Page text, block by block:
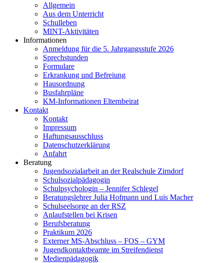
Allgemein
Aus dem Unterricht
Schulleben
MINT-Aktivitäten
Informationen
Anmeldung für die 5. Jahrgangsstufe 2026
Sprechstunden
Formulare
Erkrankung und Befreiung
Hausordnung
Busfahrpläne
KM-Informationen Elternbeirat
Kontakt
Kontakt
Impressum
Haftungsausschluss
Datenschutzerklärung
Anfahrt
Beratung
Jugendsozialarbeit an der Realschule Zirndorf
Schulsozialpädagogin
Schulpsychologin – Jennifer Schlegel
Beratungslehrer Julia Hofmann und Luis Macher
Schulseelsorge an der RSZ
Anlaufstellen bei Krisen
Berufsberatung
Praktikum 2026
Externer MS-Abschluss – FOS – GYM
Jugendkontaktbeamte im Streifendienst
Medienpädagogik